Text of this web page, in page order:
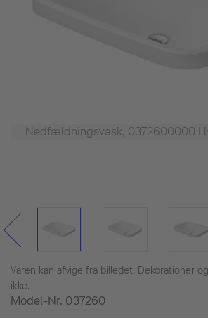
Nedfældningsvask, 0372600000
Varen kan afvige fra billedet. Dekorationer
ikke.
Model-Nr. 037260